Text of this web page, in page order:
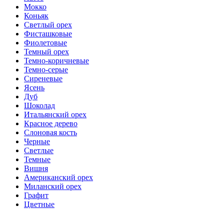
Мокко
Коньяк
Светлый орех
Фисташковые
Фиолетовые
Темный орех
Темно-коричневые
Темно-серые
Сиреневые
Ясень
Дуб
Шоколад
Итальянский орех
Красное дерево
Слоновая кость
Черные
Светлые
Темные
Вишня
Американский орех
Миланский орех
Графит
Цветные